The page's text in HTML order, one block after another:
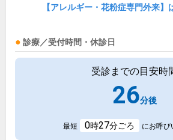
【アレルギー・花粉症専門外来】
診療／受付時間・休診日
受診までの目安時
26分後
最短 0時27分ごろ にお呼び